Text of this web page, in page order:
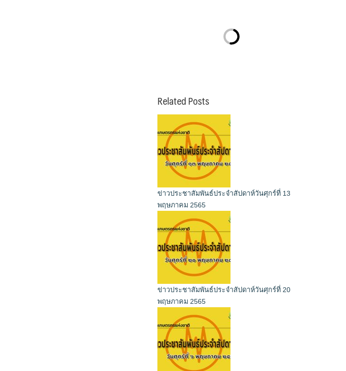
Related Posts
ข่าวประชาสัมพันธ์ประจำสัปดาห์วันศุกร์ที่ 13
พฤษภาคม 2565
ข่าวประชาสัมพันธ์ประจำสัปดาห์วันศุกร์ที่ 20
พฤษภาคม 2565